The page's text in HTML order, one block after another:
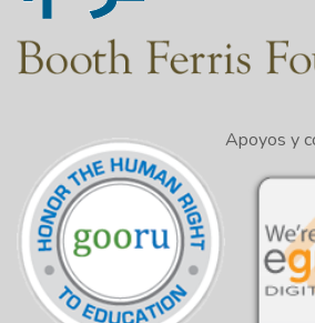
Apoyos y